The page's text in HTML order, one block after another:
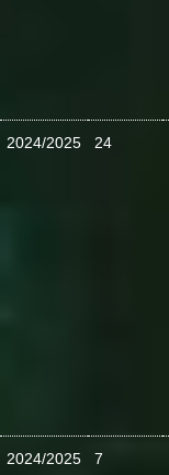
2024/2025 24
2024/2025 7